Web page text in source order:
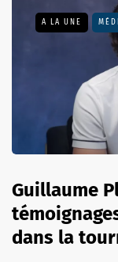
A LA UNE
Guillaume
dans la